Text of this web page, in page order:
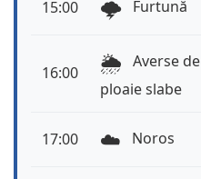
15:00 🌩️ Furtună
16:00 🌦️ Averse de
ploaie slabe
17:00 ☁️ Noros